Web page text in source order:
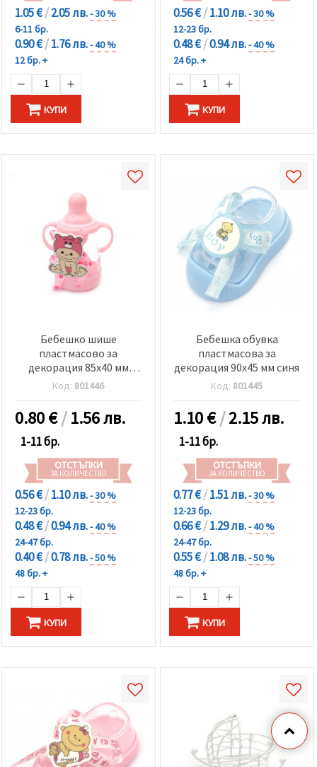
1.05 €/2.05 лв.- 30 %
6-11 бр.
0.90 €/1.76 лв.- 40 %
12 бр. +
КУПИ
0.56 €/1.10 лв.- 30 %
12-23 бр.
0.48 €/0.94 лв.- 40 %
24 бр. +
КУПИ
Бебешко шише
пластмасово за
декорация 85x40 мм
розово
Код: 801446
0.80€/1.56 лв.
1-11 бр.
ОТСТЪПКИ
ЗА КОЛИЧЕСТВО
0.56 €/1.10 лв.- 30 %
12-23 бр.
0.48 €/0.94 лв.- 40 %
24-47 бр.
0.40 €/0.78 лв.- 50 %
48 бр. +
КУПИ
Бебешка обувка
пластмасова за
декорация 90x45 мм синя
Код: 801445
1.10€/2.15 лв.
1-11 бр.
ОТСТЪПКИ
ЗА КОЛИЧЕСТВО
0.77 €/1.51 лв.- 30 %
12-23 бр.
0.66 €/1.29 лв.- 40 %
24-47 бр.
0.55 €/1.08 лв.- 50 %
48 бр. +
КУПИ